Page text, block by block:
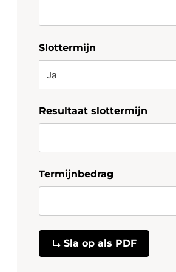
Slottermijn
Resultaat slottermijn
Termijnbedrag